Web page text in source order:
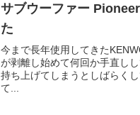
サブウーファー
た
今まで長年使用してきた
が剥離し始めて何回か手直し
持ち上げてしまうとしばらく
て...